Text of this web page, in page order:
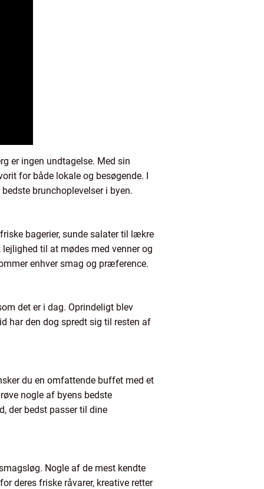
er ingen undtagelse. Med sin
for både lokale og besøgende. I
brunchoplevelser i byen.
bagerier, sunde salater til lækre
til at mødes med venner og
enhver smag og præference.
det er i dag. Oprindeligt blev
har den dog spredt sig til resten af
du en omfattende buffet med et
nogle af byens bedste
der bedst passer til dine
Nogle af de mest kendte
deres friske råvarer, kreative retter